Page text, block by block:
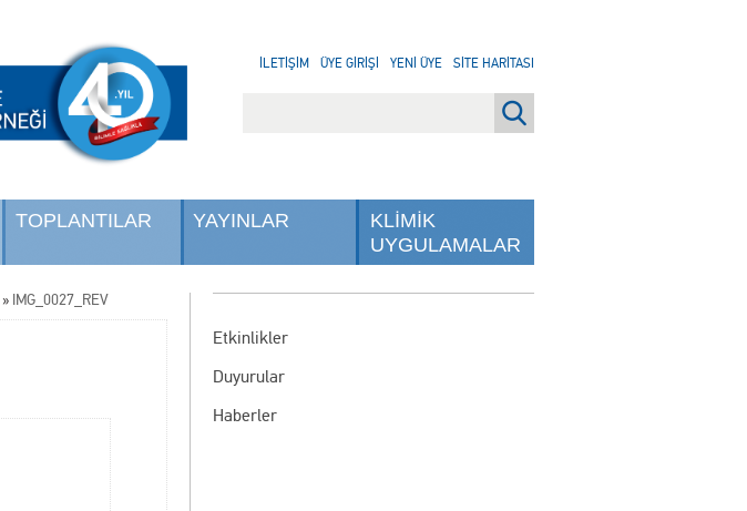
TOPLANTILAR YAYINLAR
KLİMİK
UYGULAMALAR
İLETİŞİM ÜYE GİRİŞİ YENİ ÜYE SİTE HARİTASI
Etkinlikler
Duyurular
Haberler
» IMG_0027_REV